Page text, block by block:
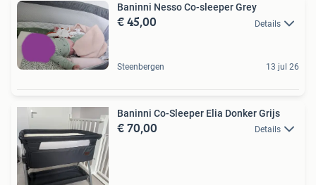
Baninni Nesso Co-sleeper Grey
€ 45,00 Details
Steenbergen 13 jul 26
Baninni Co-Sleeper Elia Donker Grijs
€ 70,00 Details